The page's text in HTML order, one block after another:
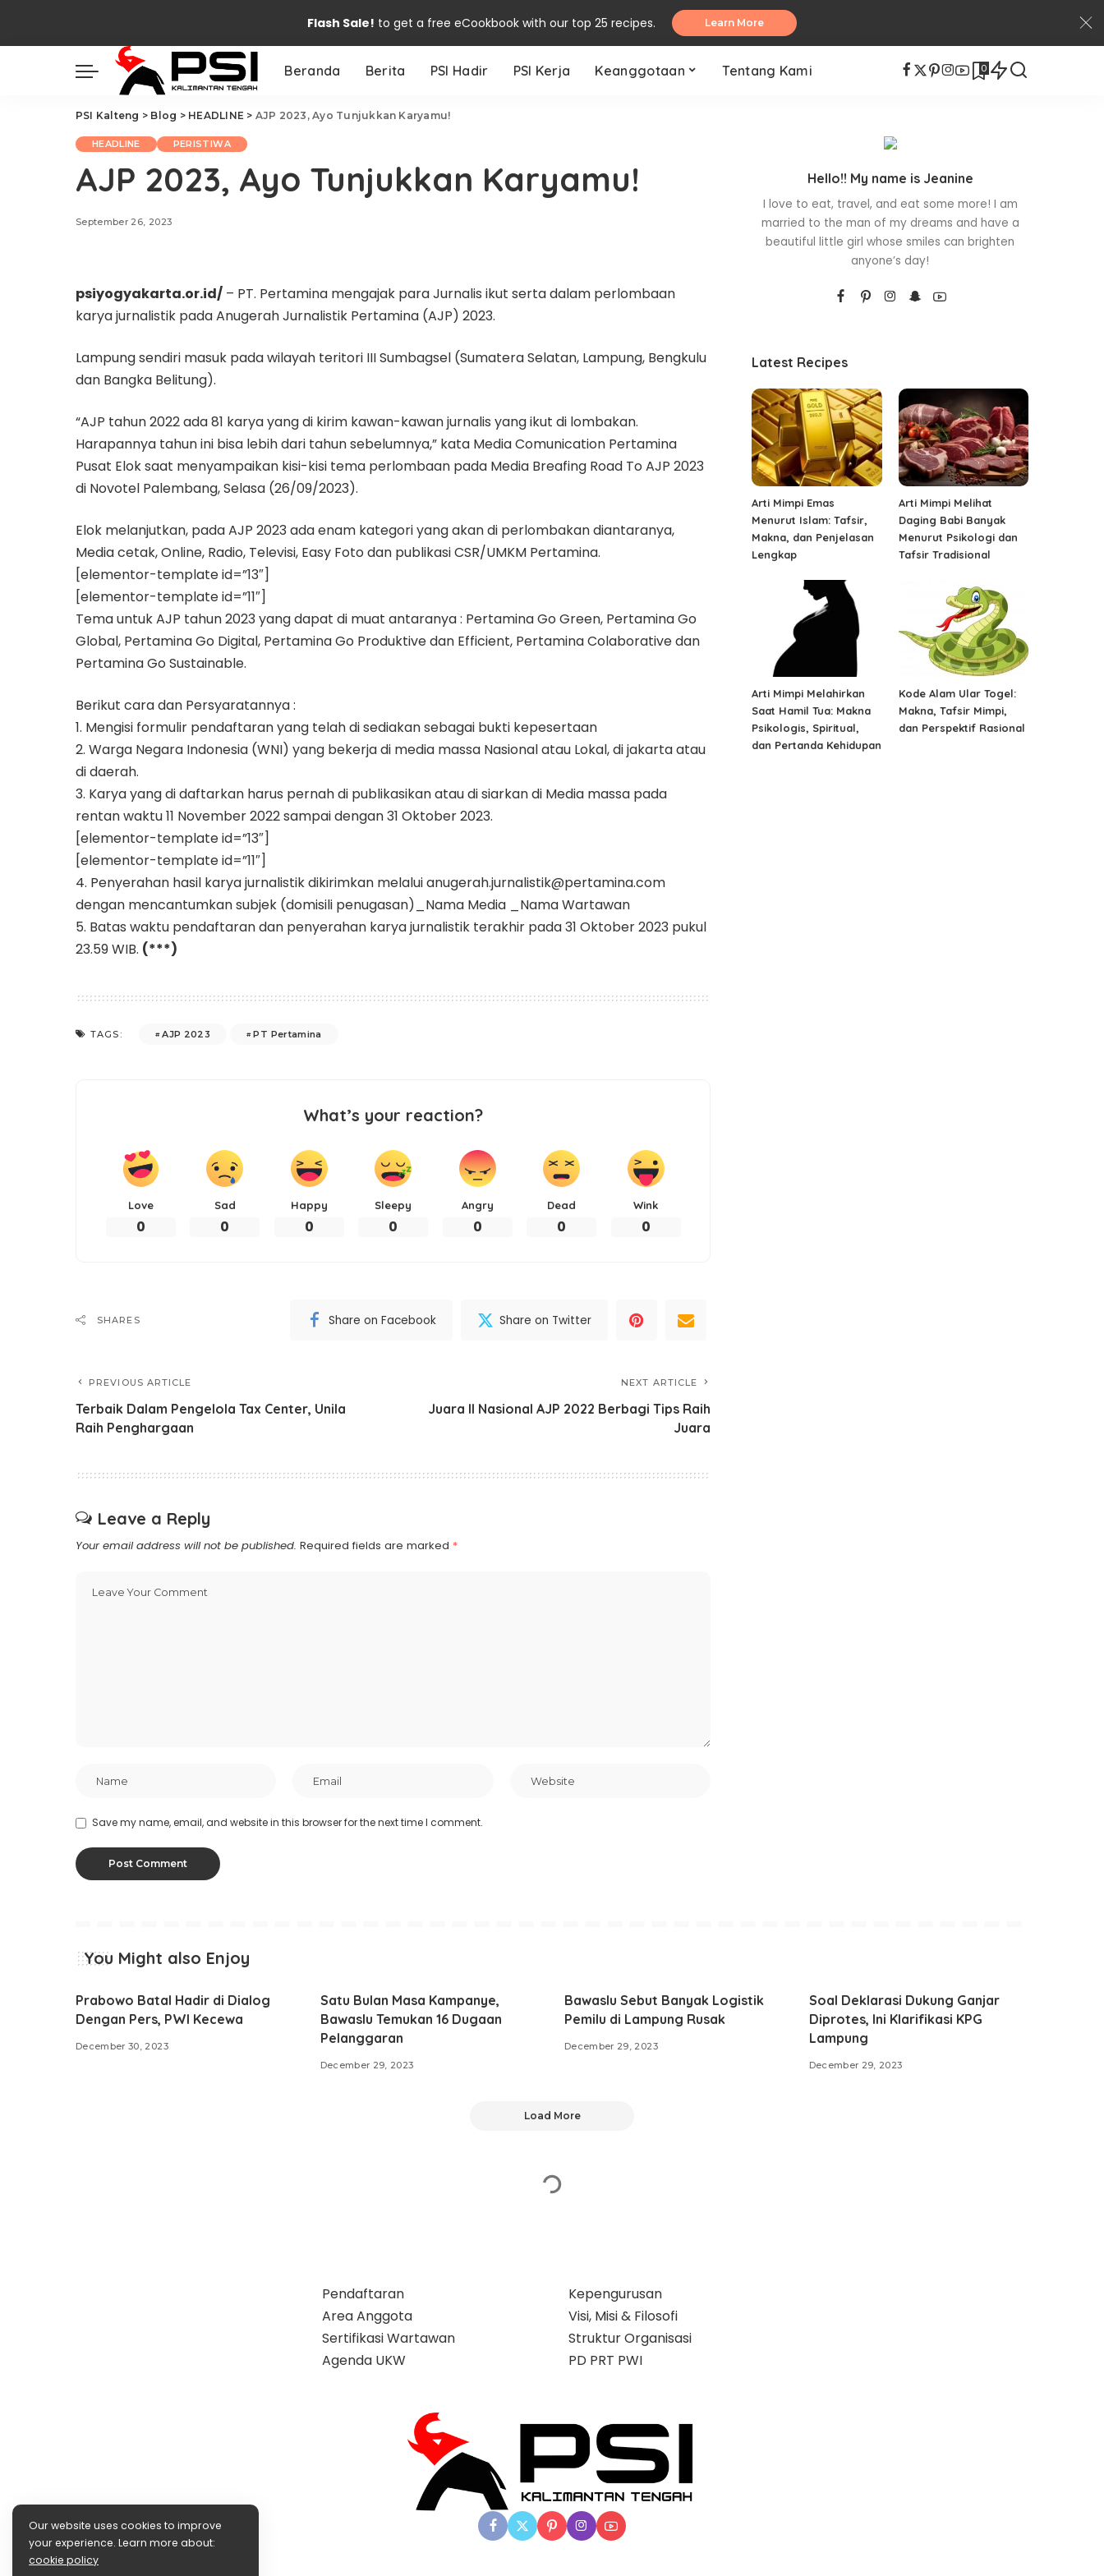
Flash Sale! to get a free eCookbook with our top 25 recipes. Learn More
Beranda Berita PSI Hadir PSI Kerja Keanggotaan Tentang Kami 0
PSI Kalteng > Blog > HEADLINE > AJP 2023, Ayo Tunjukkan Karyamu!
HEADLINE PERISTIWA
AJP 2023, Ayo Tunjukkan Karyamu!
September 26, 2023
psiyogyakarta.or.id/ – PT. Pertamina mengajak para Jurnalis ikut serta dalam perlombaan
karya jurnalistik pada Anugerah Jurnalistik Pertamina (AJP) 2023.
Lampung sendiri masuk pada wilayah teritori III Sumbagsel (Sumatera Selatan, Lampung, Bengkulu
dan Bangka Belitung).
“AJP tahun 2022 ada 81 karya yang di kirim kawan-kawan jurnalis yang ikut di lombakan.
Harapannya tahun ini bisa lebih dari tahun sebelumnya,” kata Media Comunication Pertamina
Pusat Elok saat menyampaikan kisi-kisi tema perlombaan pada Media Breafing Road To AJP 2023
di Novotel Palembang, Selasa (26/09/2023).
Elok melanjutkan, pada AJP 2023 ada enam kategori yang akan di perlombakan diantaranya,
Media cetak, Online, Radio, Televisi, Easy Foto dan publikasi CSR/UMKM Pertamina.
[elementor-template id=”13″]
[elementor-template id=”11″]
Tema untuk AJP tahun 2023 yang dapat di muat antaranya : Pertamina Go Green, Pertamina Go
Global, Pertamina Go Digital, Pertamina Go Produktive dan Efficient, Pertamina Colaborative dan
Pertamina Go Sustainable.
Berikut cara dan Persyaratannya :
1. Mengisi formulir pendaftaran yang telah di sediakan sebagai bukti kepesertaan
2. Warga Negara Indonesia (WNI) yang bekerja di media massa Nasional atau Lokal, di jakarta atau
di daerah.
3. Karya yang di daftarkan harus pernah di publikasikan atau di siarkan di Media massa pada
rentan waktu 11 November 2022 sampai dengan 31 Oktober 2023.
[elementor-template id=”13″]
[elementor-template id=”11″]
4. Penyerahan hasil karya jurnalistik dikirimkan melalui anugerah.jurnalistik@pertamina.com
dengan mencantumkan subjek (domisili penugasan)_Nama Media _Nama Wartawan
5. Batas waktu pendaftaran dan penyerahan karya jurnalistik terakhir pada 31 Oktober 2023 pukul
23.59 WIB. (***)
TAGS: AJP 2023 PT Pertamina
What’s your reaction?
Love
0
Sad
0
Happy
0
Sleepy
0
Angry
0
Dead
0
Wink
0
SHARES Share on Facebook Share on Twitter
PREVIOUS ARTICLE
Terbaik Dalam Pengelola Tax Center, Unila
Raih Penghargaan
NEXT ARTICLE
Juara II Nasional AJP 2022 Berbagi Tips Raih
Juara
Leave a Reply
Your email address will not be published. Required fields are marked *
Save my name, email, and website in this browser for the next time I comment.
Hello!! My name is Jeanine
I love to eat, travel, and eat some more! I am
married to the man of my dreams and have a
beautiful little girl whose smiles can brighten
anyone’s day!
Latest Recipes
Arti Mimpi Emas
Menurut Islam: Tafsir,
Makna, dan Penjelasan
Lengkap
Arti Mimpi Melihat
Daging Babi Banyak
Menurut Psikologi dan
Tafsir Tradisional
Arti Mimpi Melahirkan
Saat Hamil Tua: Makna
Psikologis, Spiritual,
dan Pertanda Kehidupan
Kode Alam Ular Togel:
Makna, Tafsir Mimpi,
dan Perspektif Rasional
You Might also Enjoy
Prabowo Batal Hadir di Dialog
Dengan Pers, PWI Kecewa
December 30, 2023
Satu Bulan Masa Kampanye,
Bawaslu Temukan 16 Dugaan
Pelanggaran
December 29, 2023
Bawaslu Sebut Banyak Logistik
Pemilu di Lampung Rusak
December 29, 2023
Soal Deklarasi Dukung Ganjar
Diprotes, Ini Klarifikasi KPG
Lampung
December 29, 2023
Load More
Pendaftaran
Area Anggota
Sertifikasi Wartawan
Agenda UKW
Kepengurusan
Visi, Misi & Filosofi
Struktur Organisasi
PD PRT PWI
Our website uses cookies to improve
your experience. Learn more about:
cookie policy